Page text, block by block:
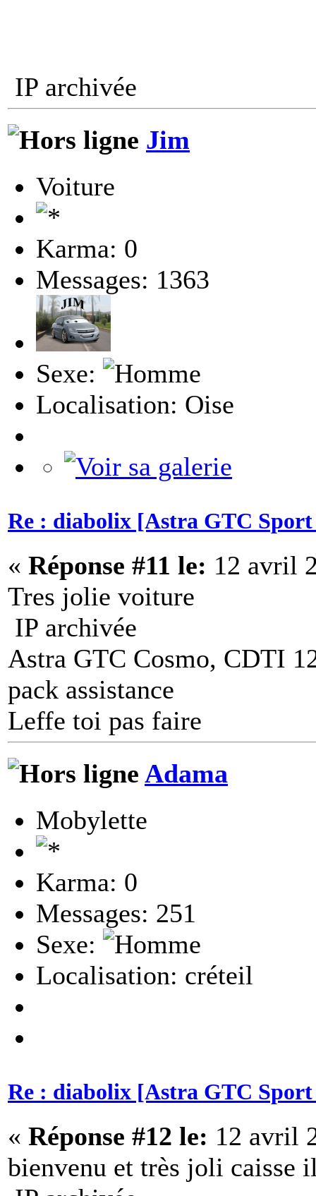
IP archivée
Jim
Voiture
Karma: 0
Messages: 1363
Sexe:
Localisation: Oise
Re : diabolix [Astra GTC Sport
« Réponse #11 le: 12 avril
Tres jolie voiture
IP archivée
Astra GTC Cosmo, CDTI
pack assistance
Leffe toi pas faire
Adama
Mobylette
Karma: 0
Messages: 251
Sexe:
Localisation: créteil
Re : diabolix [Astra GTC Sport
« Réponse #12 le: 12 avril
bienvenu et très joli caisse